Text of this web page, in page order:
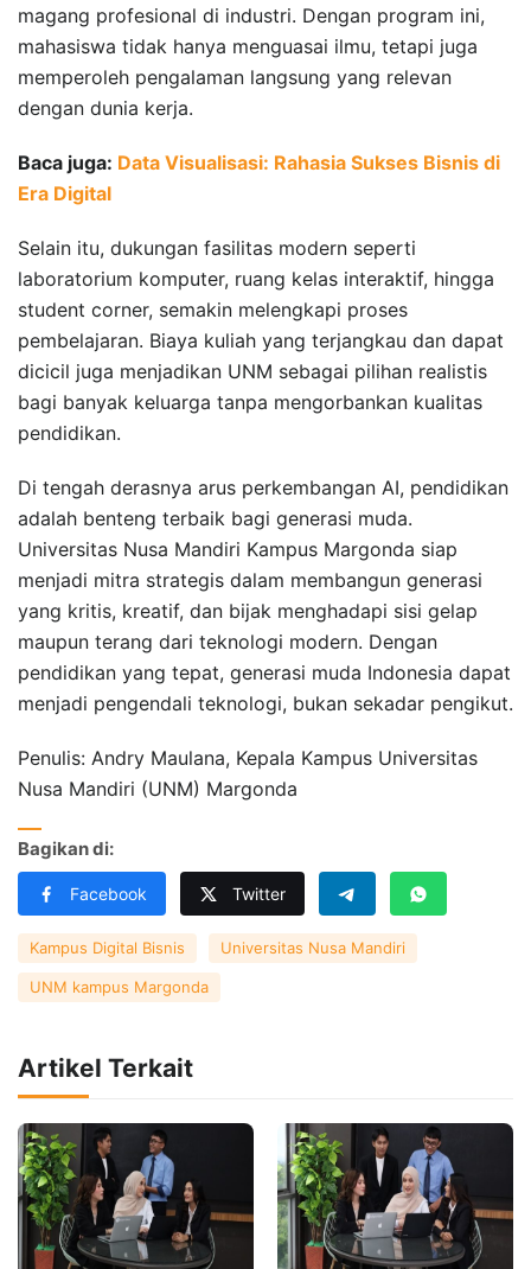
magang profesional di industri. Dengan program ini,
mahasiswa tidak hanya menguasai ilmu, tetapi juga
memperoleh pengalaman langsung yang relevan
dengan dunia kerja.
Baca juga: Data Visualisasi: Rahasia Sukses Bisnis di
Era Digital
Selain itu, dukungan fasilitas modern seperti
laboratorium komputer, ruang kelas interaktif, hingga
student corner, semakin melengkapi proses
pembelajaran. Biaya kuliah yang terjangkau dan dapat
dicicil juga menjadikan UNM sebagai pilihan realistis
bagi banyak keluarga tanpa mengorbankan kualitas
pendidikan.
Di tengah derasnya arus perkembangan AI, pendidikan
adalah benteng terbaik bagi generasi muda.
Universitas Nusa Mandiri Kampus Margonda siap
menjadi mitra strategis dalam membangun generasi
yang kritis, kreatif, dan bijak menghadapi sisi gelap
maupun terang dari teknologi modern. Dengan
pendidikan yang tepat, generasi muda Indonesia dapat
menjadi pengendali teknologi, bukan sekadar pengikut.
Penulis: Andry Maulana, Kepala Kampus Universitas
Nusa Mandiri (UNM) Margonda
Bagikan di:
Facebook Twitter
Kampus Digital Bisnis Universitas Nusa Mandiri
UNM kampus Margonda
Artikel Terkait